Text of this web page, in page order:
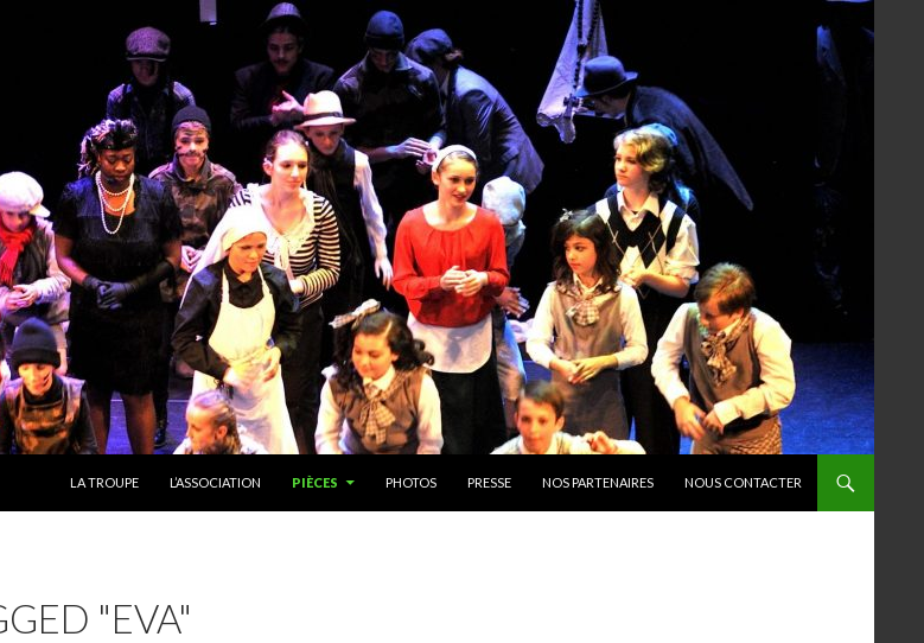
LA TROUPE
L’ASSOCIATION PIÈCES PHOTOS PRESSE NOS PARTENAIRES NOUS CONTACTER
"EVA"